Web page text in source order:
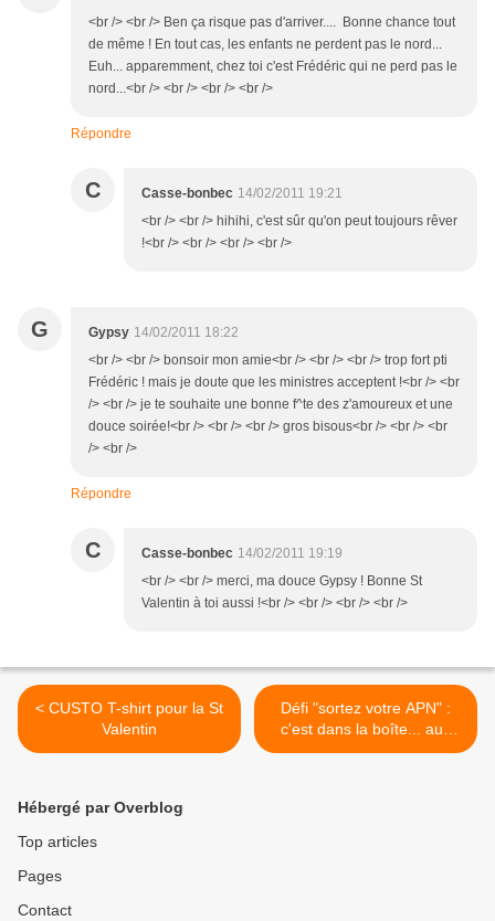
<br /> <br /> Ben ça risque pas d'arriver.... Bonne chance tout
de même ! En tout cas, les enfants ne perdent pas le nord...
Euh... apparemment, chez toi c'est Frédéric qui ne perd pas le
nord...<br /> <br /> <br /> <br />
Répondre
C Casse-bonbec 14/02/2011 19:21
<br /> <br /> hihihi, c'est sûr qu'on peut toujours rêver
!<br /> <br /> <br /> <br />
G Gypsy 14/02/2011 18:22
<br /> <br /> bonsoir mon amie<br /> <br /> <br /> trop fort pti
Frédéric ! mais je doute que les ministres acceptent !<br /> <br
/> <br /> je te souhaite une bonne f^te des z'amoureux et une
douce soirée!<br /> <br /> <br /> gros bisous<br /> <br /> <br
/> <br />
Répondre
C Casse-bonbec 14/02/2011 19:19
<br /> <br /> merci, ma douce Gypsy ! Bonne St
Valentin à toi aussi !<br /> <br /> <br /> <br />
< CUSTO T-shirt pour la St
Valentin
Défi "sortez votre APN" :
c'est dans la boîte... aux
lettres >
Hébergé par Overblog
Top articles
Pages
Contact